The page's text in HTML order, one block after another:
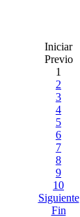
Iniciar
Previo
1
2
3
4
5
6
7
8
9
10
Siguiente
Fin